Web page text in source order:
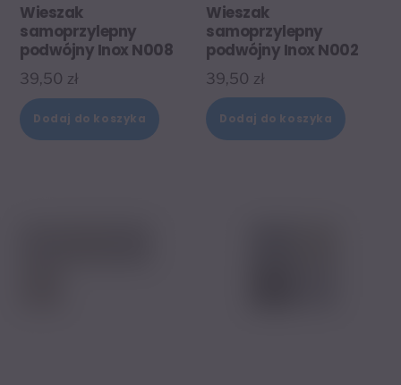
Wieszak
samoprzylepny
podwójny Inox N008
39,50 zł
Dodaj do koszyka
Wieszak
samoprzylepny
podwójny Inox N002
39,50 zł
Dodaj do koszyka